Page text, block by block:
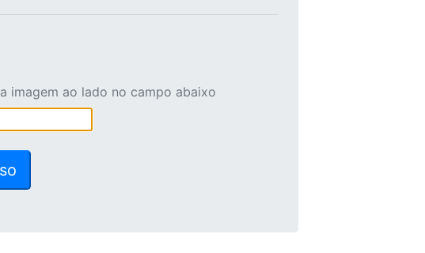
imagem ao lado no campo abaixo